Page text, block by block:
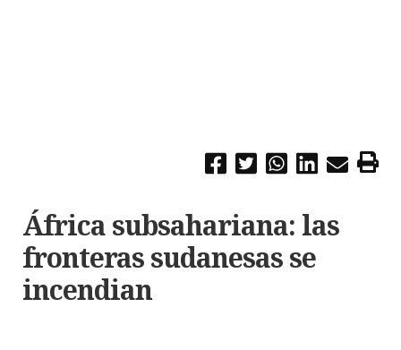
África subsahariana: las
fronteras sudanesas se
incendian